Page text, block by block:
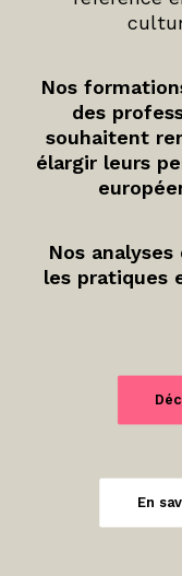
Nos
des
souhaitent
élargir leurs
Nos
les pratiques
En